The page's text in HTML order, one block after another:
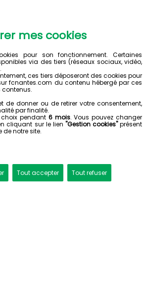
mes cookies
pour son fonctionnement. Certaines
via des tiers (réseaux sociaux, vidéo,
ces tiers déposeront des cookies pour
fcnantes.com du contenu hébergé par ces
contenus.
de donner ou de retirer votre consentement,
par finalité.
pendant 6 mois. Vous pouvez changer
cliquant sur le lien "Gestion cookies"présent
notre site.
Tout accepter Tout refuser